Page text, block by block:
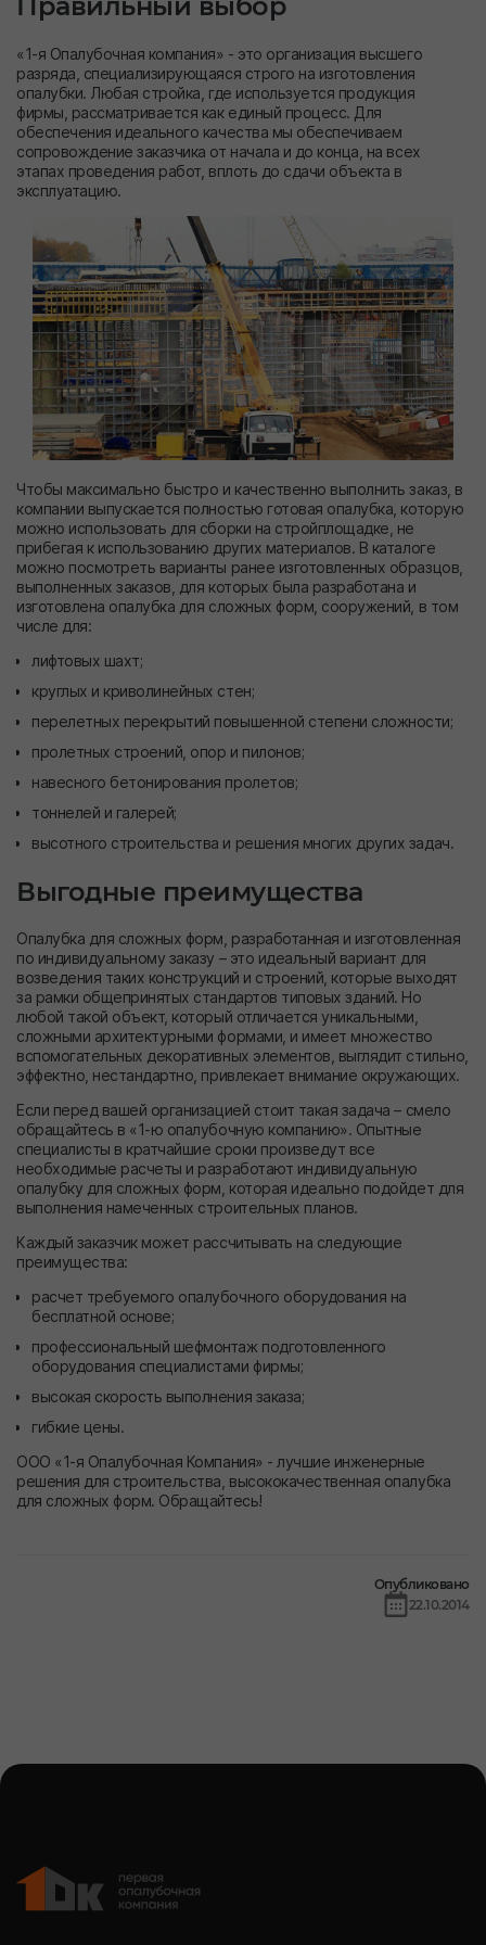
«1-я Опалубочная компания» - это организация высшего
разряда, специализирующаяся строго на изготовления
опалубки. Любая стройка, где используется продукция
фирмы, рассматривается как единый процесс. Для
обеспечения идеального качества мы обеспечиваем
сопровождение заказчика от начала и до конца, на всех
этапах проведения работ, вплоть до сдачи объекта в
эксплуатацию.
Чтобы максимально быстро и качественно выполнить заказ, в
компании выпускается полностью готовая опалубка, которую
можно использовать для сборки на стройплощадке, не
прибегая к использованию других материалов. В каталоге
можно посмотреть варианты ранее изготовленных образцов,
выполненных заказов, для которых была разработана и
изготовлена опалубка для сложных форм, сооружений, в том
числе для:
лифтовых шахт;
круглых и криволинейных стен;
перелетных перекрытий повышенной степени сложности;
пролетных строений, опор и пилонов;
навесного бетонирования пролетов;
тоннелей и галерей;
высотного строительства и решения многих других задач.
Выгодные преимущества
Опалубка для сложных форм, разработанная и изготовленная
по индивидуальному заказу – это идеальный вариант для
возведения таких конструкций и строений, которые выходят
за рамки общепринятых стандартов типовых зданий. Но
любой такой объект, который отличается уникальными,
сложными архитектурными формами, и имеет множество
вспомогательных декоративных элементов, выглядит стильно,
эффектно, нестандартно, привлекает внимание окружающих.
Если перед вашей организацией стоит такая задача – смело
обращайтесь в «1-ю опалубочную компанию». Опытные
специалисты в кратчайшие сроки произведут все
необходимые расчеты и разработают индивидуальную
опалубку для сложных форм, которая идеально подойдет для
выполнения намеченных строительных планов.
Каждый заказчик может рассчитывать на следующие
преимущества:
расчет требуемого опалубочного оборудования на
бесплатной основе;
профессиональный шефмонтаж подготовленного
оборудования специалистами фирмы;
высокая скорость выполнения заказа;
гибкие цены.
ООО «1-я Опалубочная Компания» - лучшие инженерные
решения для строительства, высококачественная опалубка
для сложных форм. Обращайтесь!
Опубликовано
22.10.2014